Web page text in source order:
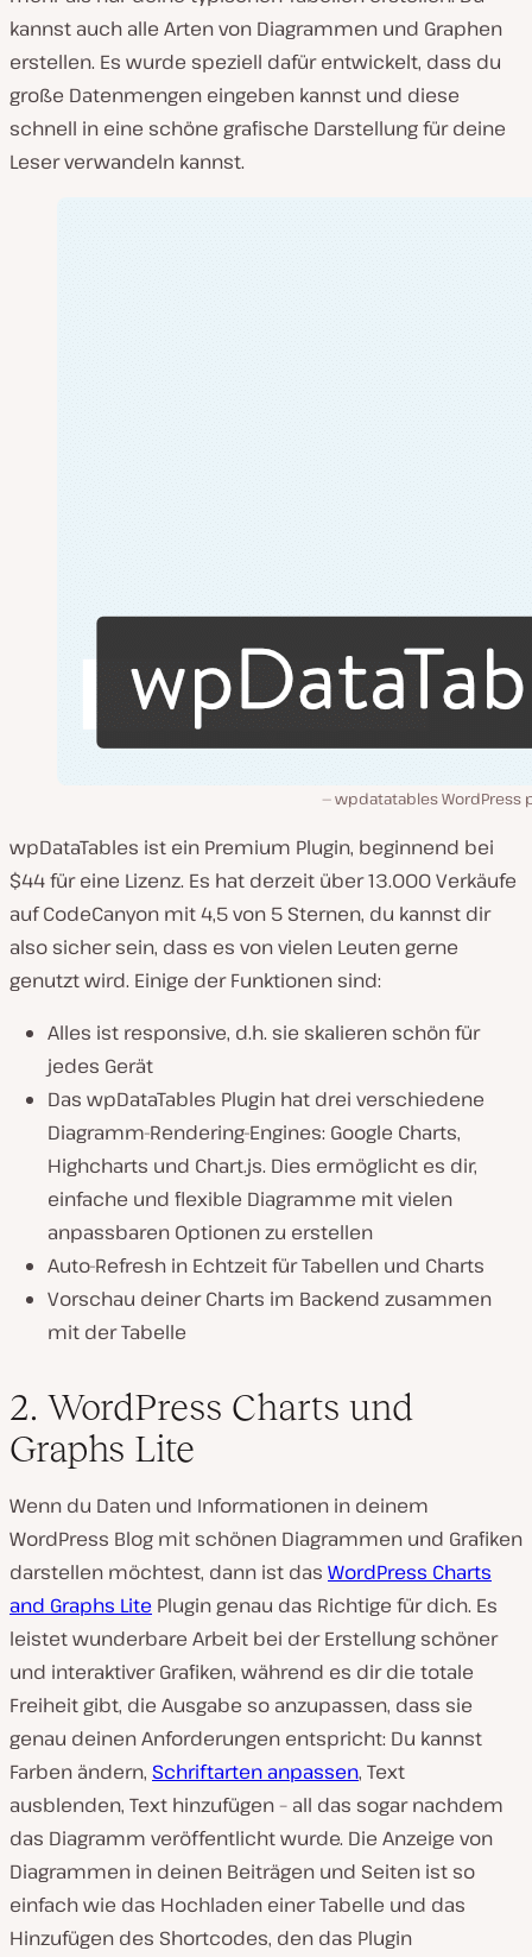
kannst auch alle Arten von Diagrammen und Graphen
erstellen. Es wurde speziell dafür entwickelt, dass du
große Datenmengen eingeben kannst und diese
schnell in eine schöne grafische Darstellung für deine
Leser verwandeln kannst.
wpdatatables WordPress
wpDataTables ist ein Premium Plugin, beginnend bei
$44 für eine Lizenz. Es hat derzeit über 13.000 Verkäufe
auf CodeCanyon mit 4,5 von 5 Sternen, du kannst dir
also sicher sein, dass es von vielen Leuten gerne
genutzt wird. Einige der Funktionen sind:
Alles ist responsive, d.h. sie skalieren schön für
jedes Gerät
Das wpDataTables Plugin hat drei verschiedene
Diagramm-Rendering-Engines: Google Charts,
Highcharts und Chart.js. Dies ermöglicht es dir,
einfache und flexible Diagramme mit vielen
anpassbaren Optionen zu erstellen
Auto-Refresh in Echtzeit für Tabellen und Charts
Vorschau deiner Charts im Backend zusammen
mit der Tabelle
2. WordPress Charts und
Graphs Lite
Wenn du Daten und Informationen in deinem
WordPress Blog mit schönen Diagrammen und Grafiken
darstellen möchtest, dann ist das WordPress Charts
and Graphs Lite Plugin genau das Richtige für dich. Es
leistet wunderbare Arbeit bei der Erstellung schöner
und interaktiver Grafiken, während es dir die totale
Freiheit gibt, die Ausgabe so anzupassen, dass sie
genau deinen Anforderungen entspricht: Du kannst
Farben ändern, Schriftarten anpassen, Text
ausblenden, Text hinzufügen – all das sogar nachdem
das Diagramm veröffentlicht wurde. Die Anzeige von
Diagrammen in deinen Beiträgen und Seiten ist so
einfach wie das Hochladen einer Tabelle und das
Hinzufügen des Shortcodes, den das Plugin